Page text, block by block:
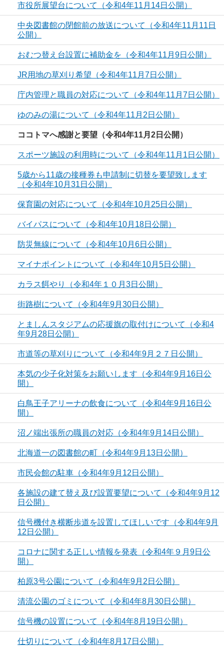
市役所展望台について（令和4年11月14日公開）
中央図書館の閉館前の放送について（令和4年11月11日
公開）
おむつ替え台設置に補助金を（令和4年11月9日公開）
JR用地の草刈り希望（令和4年11月7日公開）
庁内管理と職員の対応について（令和4年11月7日公開）
ゆのみの湯について（令和4年11月2日公開）
ココトマへ感謝と要望（令和4年11月2日公開）
スポーツ施設の利用時について（令和4年11月1日公開）
5歳から11歳の接種券も申請制に切替を要望致します
（令和4年10月31日公開）
保育園の対応について（令和4年10月25日公開）
バイパスについて（令和4年10月18日公開）
防災無線について（令和4年10月6日公開）
マイナポイントについて（令和4年10月5日公開）
カラス餌やり（令和4年１０月3日公開）
街路樹について（令和4年9月30日公開）
とましんスタジアムの応援旗の取付けについて（令和4
年9月28日公開）
市道等の草刈りについて（令和4年9月２７日公開）
本気の少子化対策をお願いします（令和4年9月16日公
開）
白鳥王子アリーナの飲食について（令和4年9月16日公
開）
沼ノ端出張所の職員の対応（令和4年9月14日公開）
北海道一の図書館の町（令和4年9月13日公開）
市民会館の駐車（令和4年9月12日公開）
各施設の建て替え及び設置要望について（令和4年9月12
日公開）
信号機付き横断歩道を設置してほしいです（令和4年9月
12日公開）
コロナに関する正しい情報を発表（令和4年９月9日公
開）
柏原3号公園について（令和4年9月2日公開）
清流公園のゴミについて（令和4年8月30日公開）
信号機の設置について（令和4年8月19日公開）
仕切りについて（令和4年8月17日公開）